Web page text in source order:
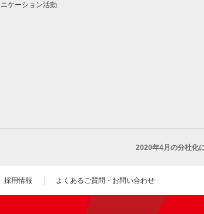
ケーション活動
2020年4月の分社化に
採用情報 よくあるご質問・お問い合わせ